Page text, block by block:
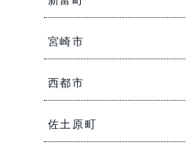
宮崎市
西都市
佐土原町